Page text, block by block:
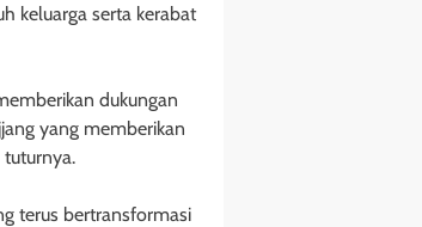
keluarga serta kerabat
dukungan
yang memberikan
tuturnya.
terus bertransformasi